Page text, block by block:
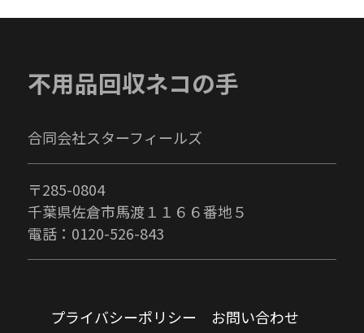
不用品回収ネコの手
合同会社スターフィールズ
〒285-0804
千葉県佐倉市馬渡１１６６番地５
電話：0120-526-843
プライバシーポリシー お問い合わせ